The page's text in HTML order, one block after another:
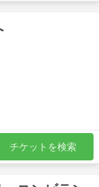
チケットを検索